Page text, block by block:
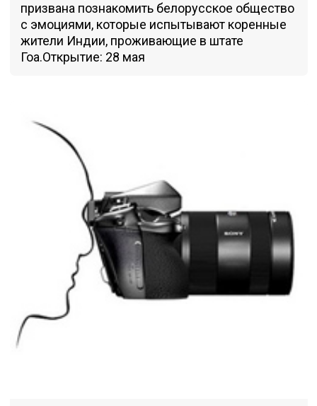
призвана познакомить белорусское общество
с эмоциями, которые испытывают коренные
жители Индии, проживающие в штате
Гоа.Открытие: 28 мая